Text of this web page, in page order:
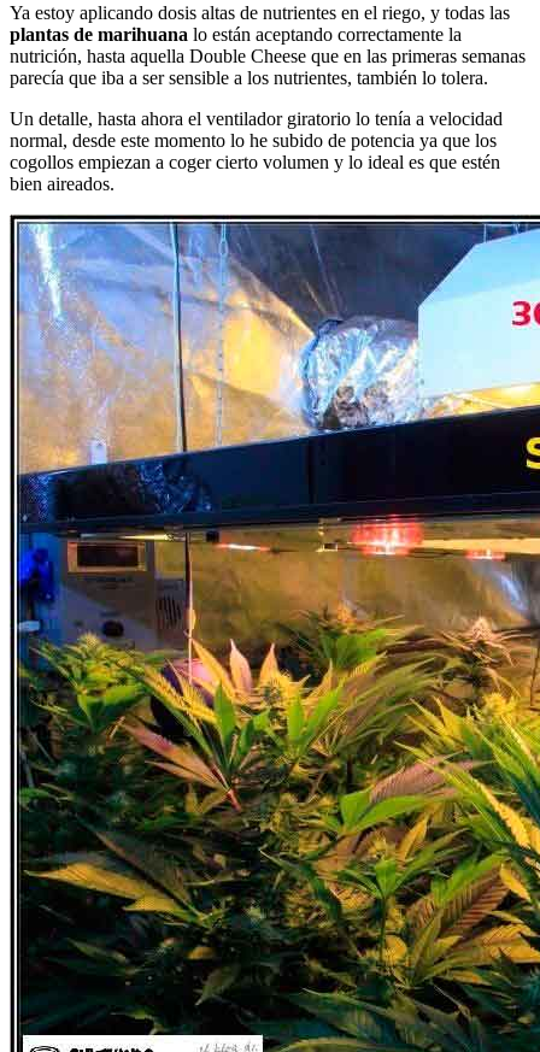
Ya estoy aplicando dosis altas de nutrientes en el riego, y todas las
plantas de marihuana lo están aceptando correctamente la
nutrición, hasta aquella Double Cheese que en las primeras semanas
parecía que iba a ser sensible a los nutrientes, también lo tolera.
Un detalle, hasta ahora el ventilador giratorio lo tenía a velocidad
normal, desde este momento lo he subido de potencia ya que los
cogollos empiezan a coger cierto volumen y lo ideal es que estén
bien aireados.